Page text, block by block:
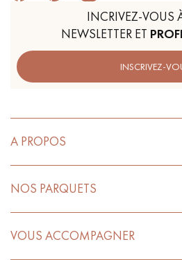
INCRIVEZ-VOUS
NEWSLETTER ET
INSCRIVEZ-
A PROPOS
NOS PARQUETS
VOUS ACCOMPAGNER